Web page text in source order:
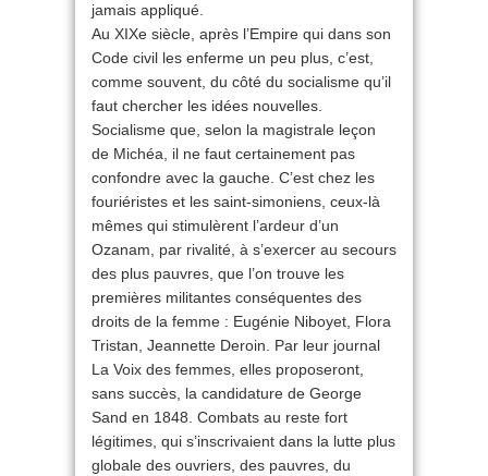
jamais appliqué.
Au XIXe siècle, après l’Empire qui dans son
Code civil les enferme un peu plus, c’est,
comme souvent, du côté du socialisme qu’il
faut chercher les idées nouvelles.
Socialisme que, selon la magistrale leçon
de Michéa, il ne faut certainement pas
confondre avec la gauche. C’est chez les
fouriéristes et les saint-simoniens, ceux-là
mêmes qui stimulèrent l’ardeur d’un
Ozanam, par rivalité, à s’exercer au secours
des plus pauvres, que l’on trouve les
premières militantes conséquentes des
droits de la femme : Eugénie Niboyet, Flora
Tristan, Jeannette Deroin. Par leur journal
La Voix des femmes, elles proposeront,
sans succès, la candidature de George
Sand en 1848. Combats au reste fort
légitimes, qui s’inscrivaient dans la lutte plus
globale des ouvriers, des pauvres, du